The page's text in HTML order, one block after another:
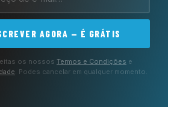
AGORA — É GRÁTIS
os nossos Termos e Condições e
. Podes cancelar em qualquer momento.